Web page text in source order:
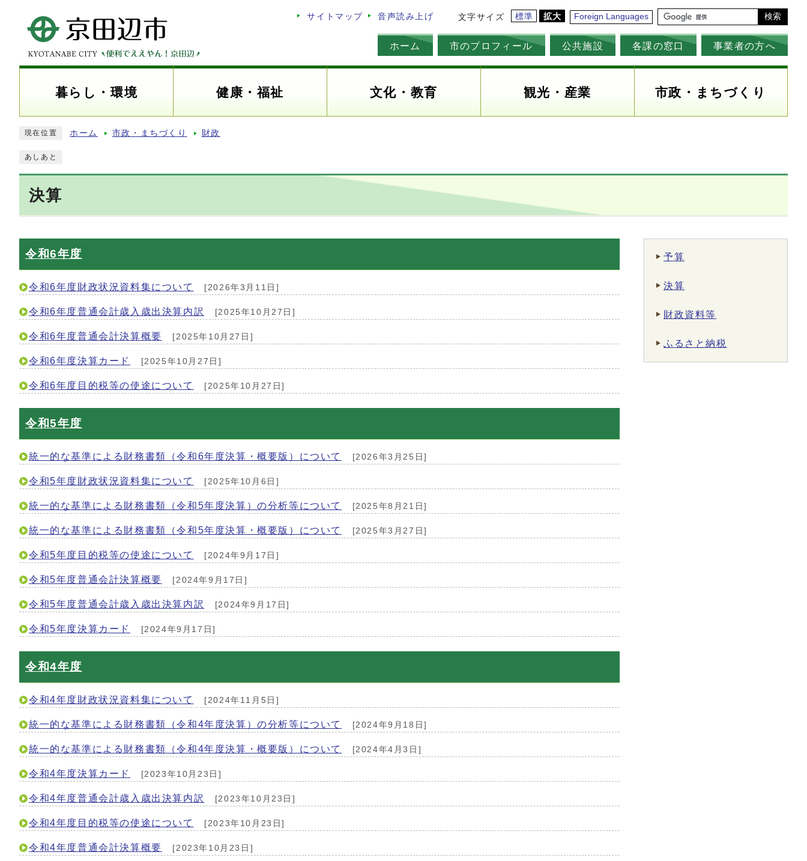
サイトマップ 音声読み上げ 文字サイズ 標準 拡大 Foreign Languages 検索
ホーム 市のプロフィール 公共施設 各課の窓口 事業者の方へ
暮らし・環境 健康・福祉 文化・教育 観光・産業 市政・まちづくり
現在位置 ホーム 市政・まちづくり 財政
あしあと
決算
令和6年度
令和6年度財政状況資料集について [2026年3月11日]
令和6年度普通会計歳入歳出決算内訳 [2025年10月27日]
令和6年度普通会計決算概要 [2025年10月27日]
令和6年度決算カード [2025年10月27日]
令和6年度目的税等の使途について [2025年10月27日]
令和5年度
統一的な基準による財務書類（令和6年度決算・概要版）について [2026年3月25日]
令和5年度財政状況資料集について [2025年10月6日]
統一的な基準による財務書類（令和5年度決算）の分析等について [2025年8月21日]
統一的な基準による財務書類（令和5年度決算・概要版）について [2025年3月27日]
令和5年度目的税等の使途について [2024年9月17日]
令和5年度普通会計決算概要 [2024年9月17日]
令和5年度普通会計歳入歳出決算内訳 [2024年9月17日]
令和5年度決算カード [2024年9月17日]
令和4年度
令和4年度財政状況資料集について [2024年11月5日]
統一的な基準による財務書類（令和4年度決算）の分析等について [2024年9月18日]
統一的な基準による財務書類（令和4年度決算・概要版）について [2024年4月3日]
令和4年度決算カード [2023年10月23日]
令和4年度普通会計歳入歳出決算内訳 [2023年10月23日]
令和4年度目的税等の使途について [2023年10月23日]
令和4年度普通会計決算概要 [2023年10月23日]
予算
決算
財政資料等
ふるさと納税